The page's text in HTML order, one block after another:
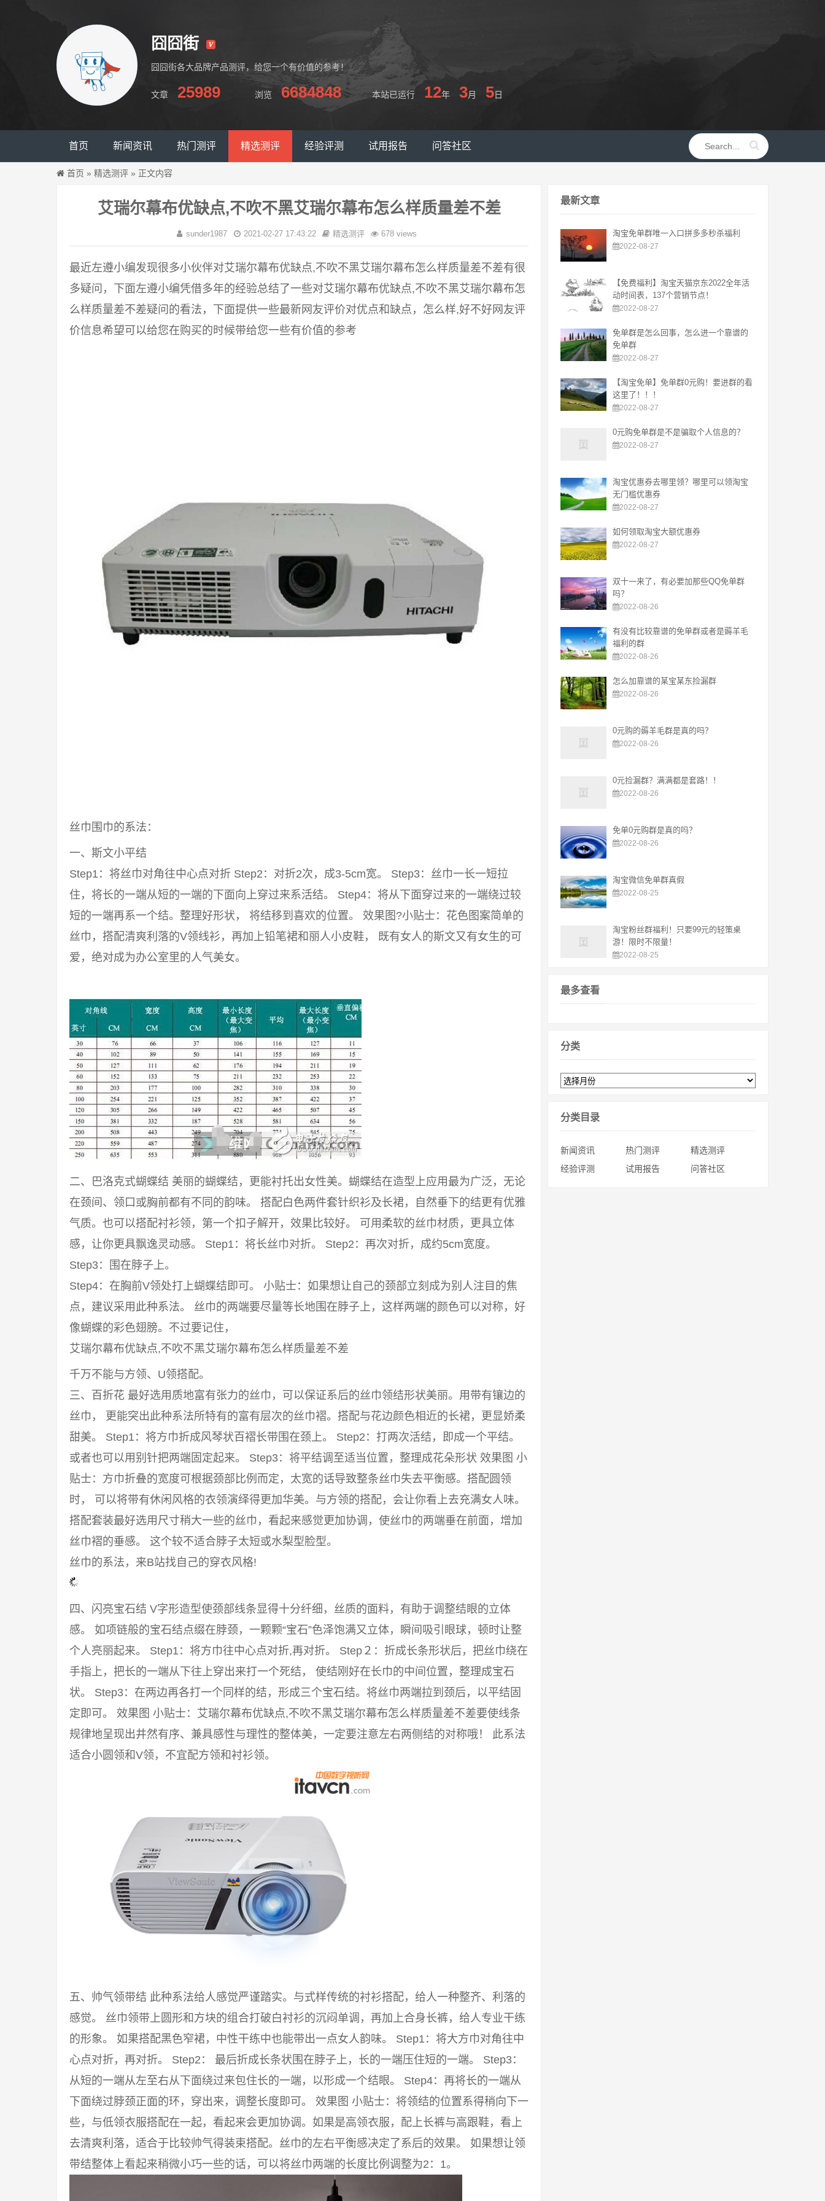
囧囧街
囧囧街各大品牌产品测评，给您一个有价值的参考！
文章 25989 浏览 6684848 本站已运行 12年 3月 5日
首页 新闻资讯 热门测评 精选测评 经验评测 试用报告 问答社区
首页 » 精选测评 » 正文内容
艾瑞尔幕布优缺点,不吹不黑艾瑞尔幕布怎么样质量差不差
sunder1987 2021-02-27 17:43:22 精选测评 678 views
最近左遵小编发现很多小伙伴对艾瑞尔幕布优缺点,不吹不黑艾瑞尔幕布怎么样质量差不差有很
多疑问，下面左遵小编凭借多年的经验总结了一些对艾瑞尔幕布优缺点,不吹不黑艾瑞尔幕布怎
么样质量差不差疑问的看法，下面提供一些最新网友评价对优点和缺点，怎么样,好不好网友评
价信息希望可以给您在购买的时候带给您一些有价值的参考
丝巾围巾的系法：
一、斯文小平结
Step1：将丝巾对角往中心点对折 Step2：对折2次，成3-5cm宽。 Step3：丝巾一长一短拉
住，将长的一端从短的一端的下面向上穿过来系活结。 Step4：将从下面穿过来的一端绕过较
短的一端再系一个结。整理好形状， 将结移到喜欢的位置。 效果图?小贴士：花色图案简单的
丝巾，搭配清爽利落的V领线衫，再加上铅笔裙和丽人小皮鞋， 既有女人的斯文又有女生的可
爱，绝对成为办公室里的人气美女。
二、巴洛克式蝴蝶结 美丽的蝴蝶结，更能衬托出女性美。蝴蝶结在造型上应用最为广泛，无论
在颈间、领口或胸前都有不同的韵味。 搭配白色两件套针织衫及长裙，自然垂下的结更有优雅
气质。也可以搭配衬衫领，第一个扣子解开，效果比较好。 可用柔软的丝巾材质，更具立体
感，让你更具飘逸灵动感。 Step1：将长丝巾对折。 Step2：再次对折，成约5cm宽度。
Step3：围在脖子上。
Step4：在胸前V领处打上蝴蝶结即可。 小贴士：如果想让自己的颈部立刻成为别人注目的焦
点，建议采用此种系法。 丝巾的两端要尽量等长地围在脖子上，这样两端的颜色可以对称，好
像蝴蝶的彩色翅膀。不过要记住，
艾瑞尔幕布优缺点,不吹不黑艾瑞尔幕布怎么样质量差不差
千万不能与方领、U领搭配。
三、百折花 最好选用质地富有张力的丝巾，可以保证系后的丝巾领结形状美丽。用带有镶边的
丝巾， 更能突出此种系法所特有的富有层次的丝巾褶。搭配与花边颜色相近的长裙，更显娇柔
甜美。 Step1：将方巾折成风琴状百褶长带围在颈上。 Step2：打两次活结，即成一个平结。
或者也可以用别针把两端固定起来。 Step3：将平结调至适当位置，整理成花朵形状 效果图 小
贴士：方巾折叠的宽度可根据颈部比例而定，太宽的话导致整条丝巾失去平衡感。搭配圆领
时， 可以将带有休闲风格的衣领演绎得更加华美。与方领的搭配，会让你看上去充满女人味。
搭配套装最好选用尺寸稍大一些的丝巾，看起来感觉更加协调，使丝巾的两端垂在前面，增加
丝巾褶的垂感。 这个较不适合脖子太短或水梨型脸型。
丝巾的系法，来B站找自己的穿衣风格!
四、闪亮宝石结 V字形造型使颈部线条显得十分纤细，丝质的面料，有助于调整结眼的立体
感。 如项链般的宝石结点缀在脖颈，一颗颗“宝石”色泽饱满又立体，瞬间吸引眼球，顿时让整
个人亮丽起来。 Step1：将方巾往中心点对折,再对折。 Step２：折成长条形状后，把丝巾绕在
手指上，把长的一端从下往上穿出来打一个死结， 使结刚好在长巾的中间位置，整理成宝石
状。 Step3：在两边再各打一个同样的结，形成三个宝石结。将丝巾两端拉到颈后，以平结固
定即可。 效果图 小贴士：艾瑞尔幕布优缺点,不吹不黑艾瑞尔幕布怎么样质量差不差要使线条
规律地呈现出井然有序、兼具感性与理性的整体美，一定要注意左右两侧结的对称哦！ 此系法
适合小圆领和V领，不宜配方领和衬衫领。
五、帅气领带结 此种系法给人感觉严谨踏实。与式样传统的衬衫搭配，给人一种整齐、利落的
感觉。 丝巾领带上圆形和方块的组合打破白衬衫的沉闷单调，再加上合身长裤，给人专业干练
的形象。 如果搭配黑色窄裙，中性干练中也能带出一点女人韵味。 Step1：将大方巾对角往中
心点对折，再对折。 Step2： 最后折成长条状围在脖子上，长的一端压住短的一端。 Step3：
从短的一端从左至右从下面绕过来包住长的一端，以形成一个结眼。 Step4：再将长的一端从
下面绕过脖颈正面的环，穿出来，调整长度即可。 效果图 小贴士：将领结的位置系得稍向下一
些，与低领衣服搭配在一起，看起来会更加协调。如果是高领衣服，配上长裤与高跟鞋，看上
去清爽利落，适合于比较帅气得装束搭配。丝巾的左右平衡感决定了系后的效果。 如果想让领
带结整体上看起来稍微小巧一些的话，可以将丝巾两端的长度比例调整为2：1。
最新文章
淘宝免单群唯一入口拼多多秒杀福利
2022-08-27
【免费福利】淘宝天猫京东2022全年活
动时间表，137个营销节点！
2022-08-27
免单群是怎么回事，怎么进一个靠谱的
免单群
2022-08-27
【淘宝免单】免单群0元购！要进群的看
这里了！！！
2022-08-27
0元购免单群是不是骗取个人信息的？
2022-08-27
淘宝优惠券去哪里领？哪里可以领淘宝
无门槛优惠券
2022-08-27
如何领取淘宝大额优惠券
2022-08-27
双十一来了，有必要加那些QQ免单群
吗？
2022-08-26
有没有比较靠谱的免单群或者是薅羊毛
福利的群
2022-08-26
怎么加靠谱的某宝某东捡漏群
2022-08-26
0元购的薅羊毛群是真的吗？
2022-08-26
0元捡漏群？满满都是套路！！
2022-08-26
免单0元购群是真的吗？
2022-08-26
淘宝微信免单群真假
2022-08-25
淘宝粉丝群福利！只要99元的轻策桌
游！限时不限量！
2022-08-25
最多查看
分类
分类目录
新闻资讯 热门测评
精选测评
经验评测
试用报告 问答社区